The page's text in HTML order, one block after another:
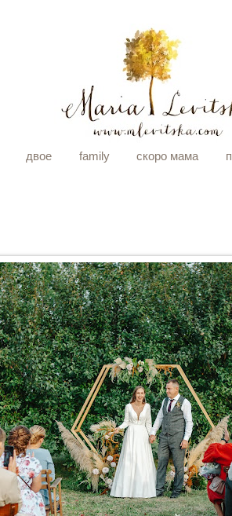
двое family скоро мама